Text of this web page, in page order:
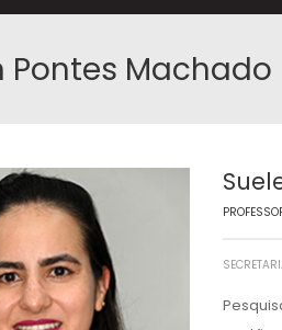
Pontes Machado